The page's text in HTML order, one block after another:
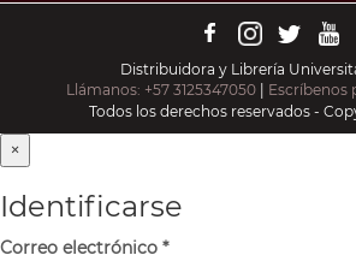
Distribuidora y Librería
Llámanos: +57 3125347050 | Escríbenos
Todos los derechos reservados -
×
Identificarse
Correo electrónico *